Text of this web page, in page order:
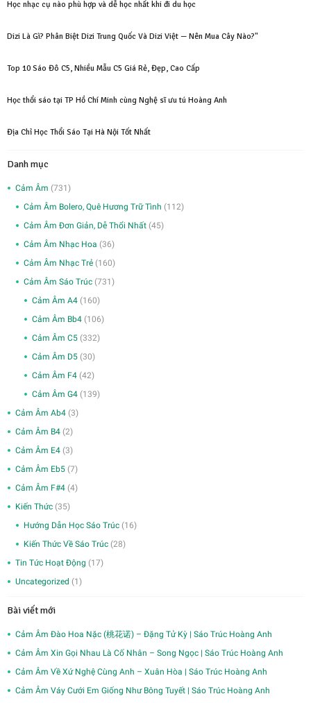
Học nhạc cụ nào phù hợp và dễ học nhất khi đi du học
Dizi Là Gì? Phân Biệt Dizi Trung Quốc Và Dizi Việt — Nên Mua Cây Nào?"
Top 10 Sáo Đô C5, Nhiều Mẫu C5 Giá Rẻ, Đẹp, Cao Cấp
Học thổi sáo tại TP Hồ Chí Minh cùng Nghệ sĩ ưu tú Hoàng Anh
Địa Chỉ Học Thổi Sáo Tại Hà Nội Tốt Nhất
Danh mục
Cảm Âm (731)
Cảm Âm Bolero, Quê Hương Trữ Tình (112)
Cảm Âm Đơn Giản, Dễ Thổi Nhất (45)
Cảm Âm Nhạc Hoa (36)
Cảm Âm Nhạc Trẻ (160)
Cảm Âm Sáo Trúc (731)
Cảm Âm A4 (160)
Cảm Âm Bb4 (106)
Cảm Âm C5 (332)
Cảm Âm D5 (30)
Cảm Âm F4 (42)
Cảm Âm G4 (139)
Cảm Âm Ab4 (3)
Cảm Âm B4 (2)
Cảm Âm E4 (3)
Cảm Âm Eb5 (7)
Cảm Âm F#4 (4)
Kiến Thức (35)
Hướng Dẫn Học Sáo Trúc (16)
Kiến Thức Về Sáo Trúc (28)
Tin Tức Hoạt Động (17)
Uncategorized (1)
Bài viết mới
Cảm Âm Đào Hoa Nặc (桃花诺) – Đặng Tử Kỳ | Sáo Trúc Hoàng Anh
Cảm Âm Xin Gọi Nhau Là Cố Nhân – Song Ngọc | Sáo Trúc Hoàng Anh
Cảm Âm Về Xứ Nghệ Cùng Anh – Xuân Hòa | Sáo Trúc Hoàng Anh
Cảm Âm Váy Cưới Em Giống Như Bông Tuyết | Sáo Trúc Hoàng Anh